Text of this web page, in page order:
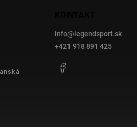
info@ legendsport.sk
+421 918 891 425